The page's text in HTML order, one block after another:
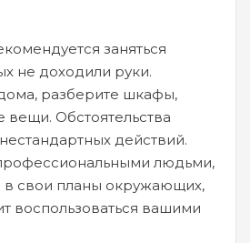
заняться
не доходили руки.
разберите шкафы,
вещи. Обстоятельства
действий.
людьми,
в свои планы окружающих,
воспользоваться вашими